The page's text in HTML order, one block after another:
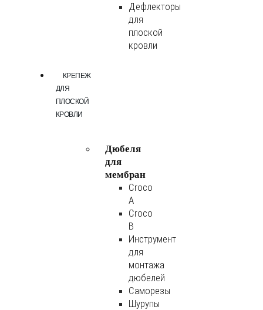
Дефлекторы
для
плоской
кровли
КРЕПЕЖ
ДЛЯ
ПЛОСКОЙ
КРОВЛИ
Дюбеля
для
мембран
Croco
A
Croco
B
Инструмент
для
монтажа
дюбелей
Саморезы
Шурупы